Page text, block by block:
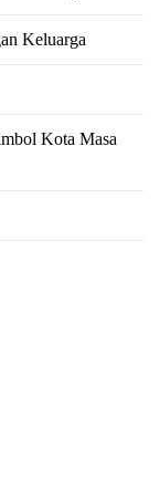
Keluarga
Kota Masa